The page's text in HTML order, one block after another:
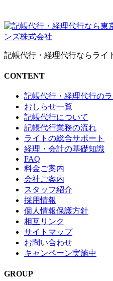
記帳代行・経理代行ならライ
CONTENT
記帳代行・経理代行のラ
おしらせ一覧
記帳代行について
記帳代行業務の流れ
ライトの総合サポート
経理・会計の基礎知識
FAQ
料金ご案内
会社ご案内
スタッフ紹介
採用情報
個人情報保護方針
相互リンク
サイトマップ
お問い合わせ
キャンペーン実施中
GROUP